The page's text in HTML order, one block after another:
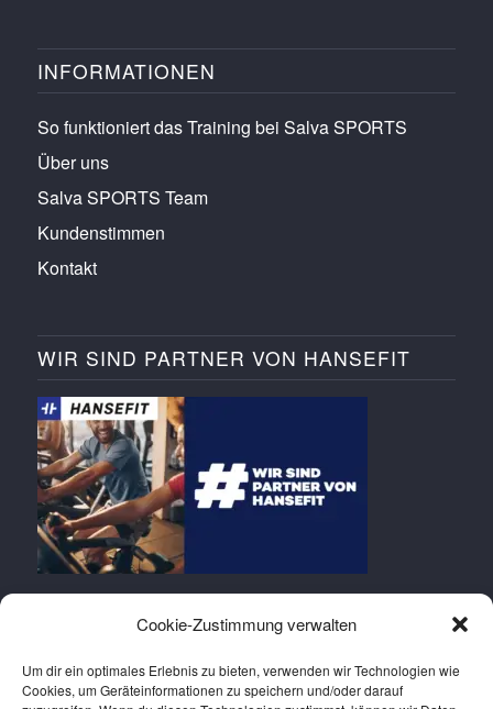
Cookie-Zustimmung verwalten
Um dir ein optimales Erlebnis zu bieten, verwenden wir Technologien wie
Cookies, um Geräteinformationen zu speichern und/oder darauf
INFORMATIONEN
So funktioniert das Training bei Salva SPORTS
Über uns
Salva SPORTS Team
Kundenstimmen
Kontakt
WIR SIND PARTNER VON HANSEFIT